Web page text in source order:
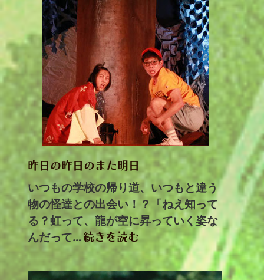
昨日の昨日のまた明日
いつもの学校の帰り道、いつもと違う
物の怪達との出会い！？「ねえ知って
る？虹って、龍が空に昇っていく姿な
んだって… 続きを読む